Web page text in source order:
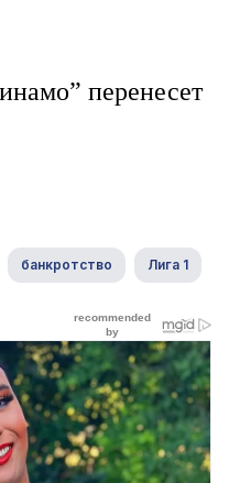
перенесет
банкротство Лига 1